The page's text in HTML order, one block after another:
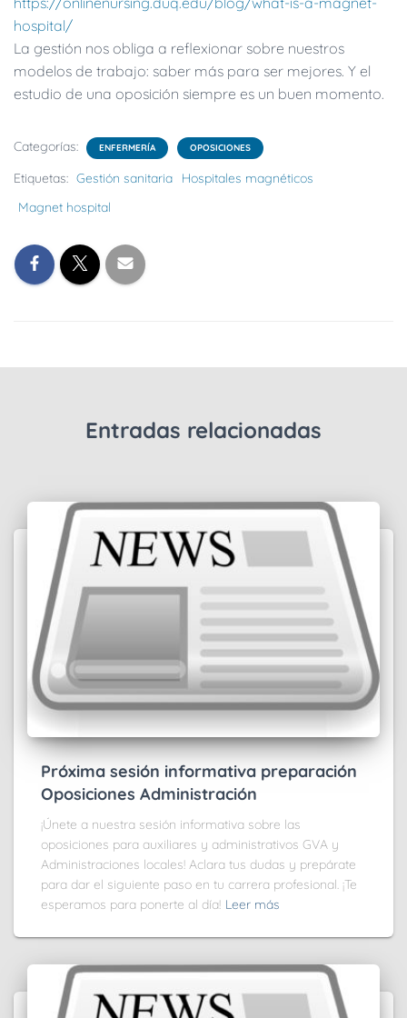
hospital/
La gestión nos obliga a reflexionar sobre nuestros
modelos de trabajo: saber más para ser mejores. Y el
estudio de una oposición siempre es un buen momento.
Categorías: ENFERMERÍA OPOSICIONES
Etiquetas: Gestión sanitaria
Hospitales magnéticos
Magnet hospital
Entradas relacionadas
Próxima sesión informativa preparación
Oposiciones Administración
¡Únete a nuestra sesión informativa sobre las
oposiciones para auxiliares y administrativos GVA y
Administraciones locales! Aclara tus dudas y prepárate
para dar el siguiente paso en tu carrera profesional. ¡Te
esperamos para ponerte al día! Leer más